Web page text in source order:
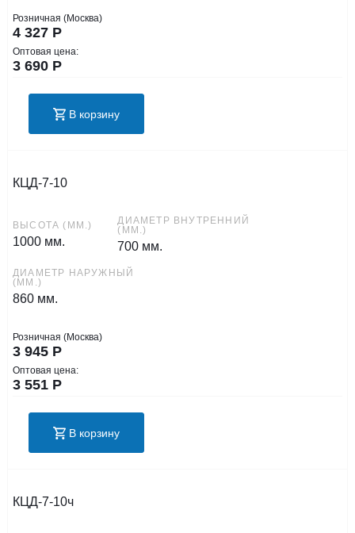
Розничная (Москва)
4 327 Р
Оптовая цена:
3 690 Р
В корзину
КЦД-7-10
ВЫСОТА (ММ.)
1000 мм.
ДИАМЕТР ВНУТРЕННИЙ
(ММ.)
700 мм.
ДИАМЕТР НАРУЖНЫЙ
(ММ.)
860 мм.
Розничная (Москва)
3 945 Р
Оптовая цена:
3 551 Р
В корзину
КЦД-7-10ч